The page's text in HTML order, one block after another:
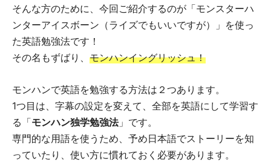
そんな方のために、今回ご紹介するのが「モンスターハ
ンターアイスボーン（ライズでもいいですが）」を使っ
た英語勉強法です！
その名もずばり、 モンハンイングリッシュ！
モンハンで英語を勉強する方法は２つあります。
1つ目は、字幕の設定を変えて、全部を英語にして学習す
る「モンハン独学勉強法」です。
専門的な用語を使うため、予め日本語でストーリーを知
っていたり、使い方に慣れておく必要があります。